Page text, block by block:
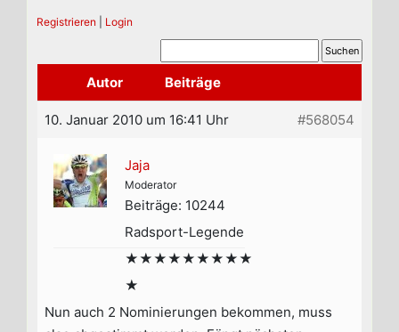
Registrieren Login
Autor Beiträge
10. Januar 2010 um 16:41 Uhr #568054
Jaja
Moderator
Beiträge: 10244
Radsport-Legende
★★★★★★★★★
★
Nun auch 2 Nominierungen bekommen, muss